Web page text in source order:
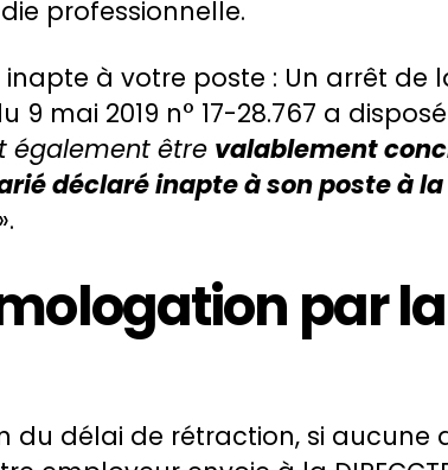
professionnelle.
inapte à votre poste : Un arrêt de
mai 2019 n° 17-28.767 a disposé
également être valablement
déclaré inapte à son poste à la
par la
du délai de rétraction, si aucune